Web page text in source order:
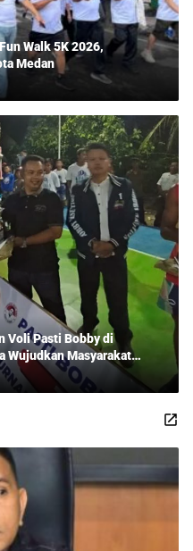
Walk 5K 2026,
Medan
Voli Pasti Bobby di
Wujudkan Masyarakat
Ribuan Penonton!